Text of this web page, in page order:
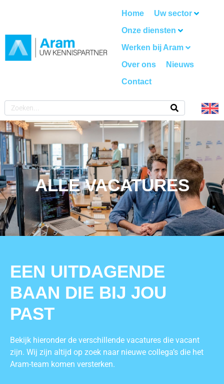
Home
Uw sector
Onze diensten
Werken bij Aram
Over ons
Nieuws
Contact
ALLE VACATURES
EEN UITDAGENDE
BAAN DIE BIJ JOU
PAST
Bekijk hieronder de verschillende vacatures die vacant
zijn. Wij zijn altijd op zoek naar nieuwe collega’s die het
Aram-team komen versterken.